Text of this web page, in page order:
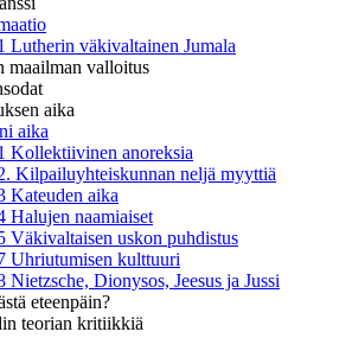
Lutherin väkivaltainen Jumala
maailman valloitus
aika
aika
Kollektiivinen anoreksia
Kilpailuyhteiskunnan neljä myyttiä
Kateuden aika
Halujen naamiaiset
Väkivaltaisen uskon puhdistus
Uhriutumisen kulttuuri
Nietzsche, Dionysos, Jeesus ja Jussi
eteenpäin?
teorian kritiikkiä